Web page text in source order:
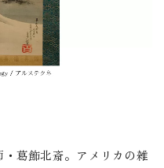
葛飾北斎。アメリカの雑